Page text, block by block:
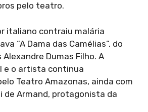
pelo teatro.
italiano contraiu malária
“A Dama das Camélias”, do
Dumas Filho. A
e o artista continua
Teatro Amazonas, ainda com
de Armand, protagonista da